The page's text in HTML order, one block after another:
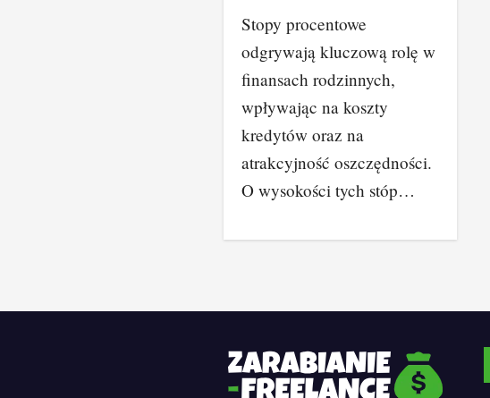
Stopy procentowe
odgrywają kluczową rolę w
finansach rodzinnych,
wpływając na koszty
kredytów oraz na
atrakcyjność oszczędności.
O wysokości tych stóp…